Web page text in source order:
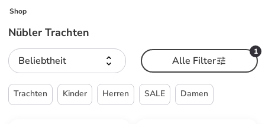
Shop
Nübler Trachten
Beliebtheit
1
Alle Filter
Trachten Kinder Herren SALE Damen